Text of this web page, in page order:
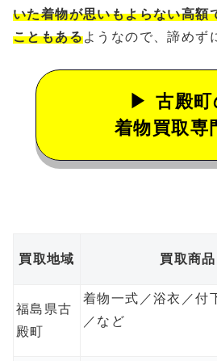
いた着物が思いもよらない高額
こともあるようなので、諦めず
古殿町
着物買取専
買取地域 買取商品
福島県古
殿町
着物一式／浴衣／付
／など